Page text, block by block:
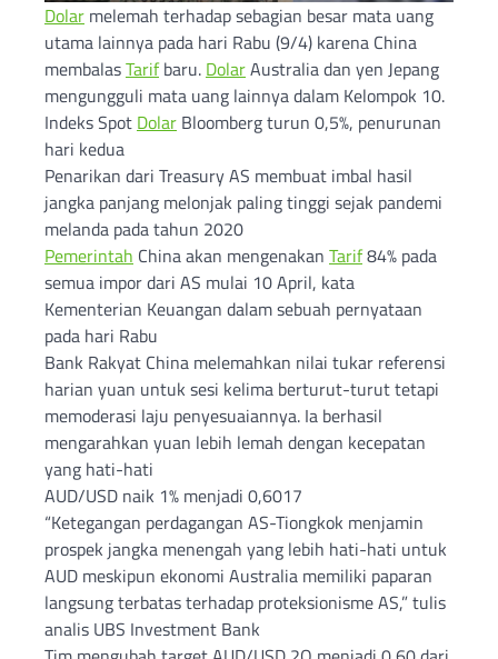
Dolar melemah terhadap sebagian besar mata uang
utama lainnya pada hari Rabu (9/4) karena China
membalasTarifbaru. DolarAustralia dan yen Jepang
mengungguli mata uang lainnya dalam Kelompok 10.
Indeks Spot Dolar Bloomberg turun 0,5%, penurunan
hari kedua
Penarikan dari Treasury AS membuat imbal hasil
jangka panjang melonjak paling tinggi sejak pandemi
melanda pada tahun 2020
Pemerintah China akan mengenakan Tarif84% pada
semua impor dari AS mulai 10 April, kata
Kementerian Keuangan dalam sebuah pernyataan
pada hari Rabu
Bank Rakyat China melemahkan nilai tukar referensi
harian yuan untuk sesi kelima berturut-turut tetapi
memoderasi laju penyesuaiannya. Ia berhasil
mengarahkan yuan lebih lemah dengan kecepatan
yang hati-hati
AUD/USD naik 1% menjadi 0,6017
“Ketegangan perdagangan AS-Tiongkok menjamin
prospek jangka menengah yang lebih hati-hati untuk
AUD meskipun ekonomi Australia memiliki paparan
langsung terbatas terhadap proteksionisme AS,” tulis
analis UBS Investment Bank